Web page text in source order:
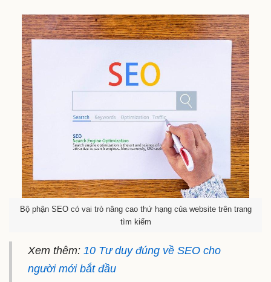
Bộ phận SEO có vai trò nâng cao thứ hạng của website trên trang
tìm kiếm
Xem thêm: 10 Tư duy đúng về SEO cho
người mới bắt đầu